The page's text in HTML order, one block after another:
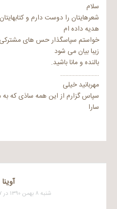
سلام
شعرهایتان را دوست دارم و
هدیه داده ام
خواستم سپاسگذار حس های مشترکی
زیبا بیان می شود
بالنده و مانا باشید.
……………………..
مهربانید خیلی
سپاس گزارم از این همه ساذی که
سارا
آوینا
شنبه ۸ بهمن ۱۳۹۰ در ۷:۳۷ بعد از ظهر